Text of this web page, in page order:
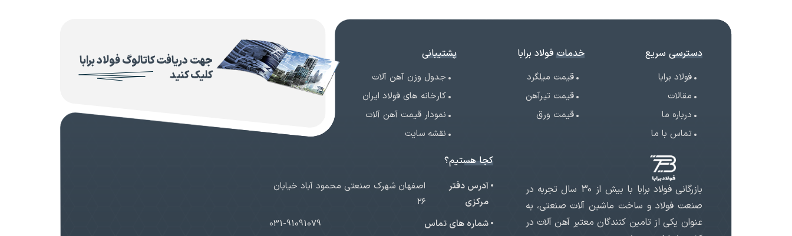
جهت دریافت کاتالوگ فولاد برابا
کلیک کنید
دسترسی سریع
فولاد برابا
مقالات
درباره ما
تماس با ما
خدمات فولاد برابا
قیمت میلگرد
قیمت تیرآهن
قیمت ورق
پشتیبانی
جدول وزن آهن آلات
کارخانه های فولاد ایران
نمودار قیمت آهن آلات
نقشه سایت
بازرگانی فولاد برابا با بیش از 30 سال تجربه در
صنعت فولاد و ساخت ماشین آلات صنعتی، به
عنوان یکی از تامین کنندگان معتبر آهن آلات در
کجا هستیم؟
آدرس دفتر
مرکزی
اصفهان شهرک صنعتی محمود آباد خیابان
۲۶
شماره های تماس
031-91091079